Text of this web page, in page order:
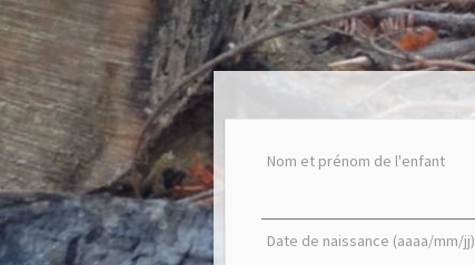
Nom et prénom de l'enfant
Date de naissance (aaaa/mm/jj)